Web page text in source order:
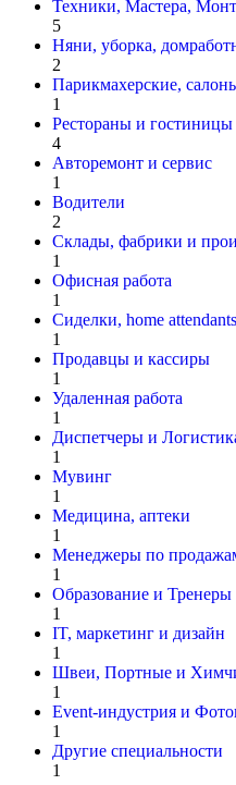
Техники, Мастера,
5
Няни, уборка,
2
Парикмахерские,
1
Рестораны и гостиницы
4
Авторемонт и cервис
1
Водители
2
Склады, фабрики и
1
Офисная работа
1
Сиделки, home attendants
1
Продавцы и кассиры
1
Удаленная работа
1
Диспетчеры и
1
Мувинг
1
Медицина, аптеки
1
Менеджеры по
1
Образование и Тренеры
1
IT, маркетинг и дизайн
1
Швеи, Портные и
1
Event-индустрия и
1
Другие специальности
1